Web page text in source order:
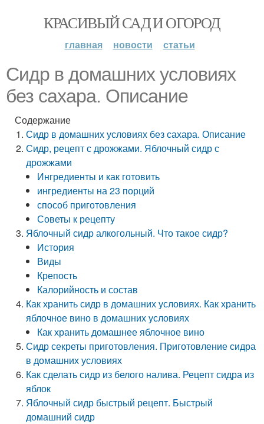
КРАСИВЫЙ САД И ОГОРОД
главная новости статьи
Сидр в домашних условиях
без сахара. Описание
Содержание
Сидр в домашних условиях без сахара. Описание
Сидр, рецепт с дрожжами. Яблочный сидр с
дрожжами
Ингредиенты и как готовить
ингредиенты на 23 порций
способ приготовления
Советы к рецепту
Яблочный сидр алкогольный. Что такое сидр?
История
Виды
Крепость
Калорийность и состав
Как хранить сидр в домашних условиях. Как хранить
яблочное вино в домашних условиях
Как хранить домашнее яблочное вино
Сидр секреты приготовления. Приготовление сидра
в домашних условиях
Как сделать сидр из белого налива. Рецепт сидра из
яблок
Яблочный сидр быстрый рецепт. Быстрый
домашний сидр